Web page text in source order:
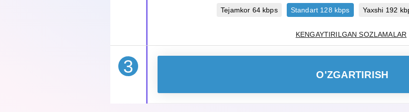
Tejamkor 64 kbps Standart 128 kbps Yaxshi 192
KENGAYTIRILGAN SOZLAMALAR
3 O'ZGARTIRISH